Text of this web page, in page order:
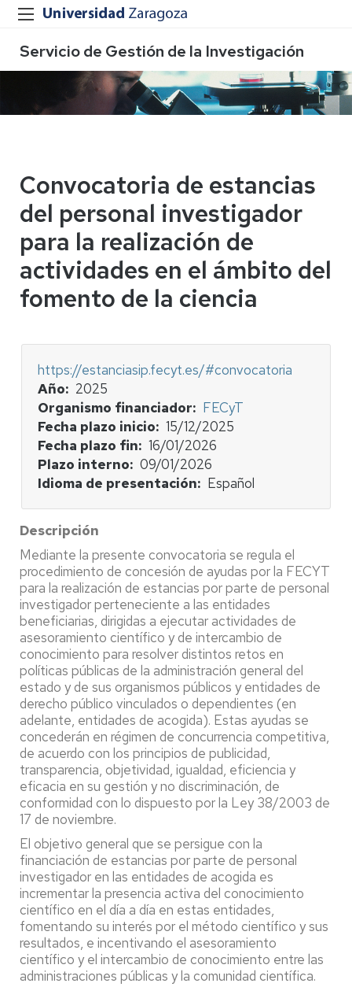
Servicio de Gestión de la Investigación
Convocatoria de estancias
del personal investigador
para la realización de
actividades en el ámbito del
fomento de la ciencia
https://estanciasip.fecyt.es/#convocatoria
Año
2025
Organismo financiador
FECyT
Fecha plazo inicio
15/12/2025
Fecha plazo fin
16/01/2026
Plazo interno
09/01/2026
Idioma de presentación
Español
Descripción
Mediante la presente convocatoria se regula el
procedimiento de concesión de ayudas por la FECYT
para la realización de estancias por parte de personal
investigador perteneciente a las entidades
beneficiarias, dirigidas a ejecutar actividades de
asesoramiento científico y de intercambio de
conocimiento para resolver distintos retos en
políticas públicas de la administración general del
estado y de sus organismos públicos y entidades de
derecho público vinculados o dependientes (en
adelante, entidades de acogida). Estas ayudas se
concederán en régimen de concurrencia competitiva,
de acuerdo con los principios de publicidad,
transparencia, objetividad, igualdad, eficiencia y
eficacia en su gestión y no discriminación, de
conformidad con lo dispuesto por la Ley 38/2003 de
17 de noviembre.
El objetivo general que se persigue con la
financiación de estancias por parte de personal
investigador en las entidades de acogida es
incrementar la presencia activa del conocimiento
científico en el día a día en estas entidades,
fomentando su interés por el método científico y sus
resultados, e incentivando el asesoramiento
científico y el intercambio de conocimiento entre las
administraciones públicas y la comunidad científica.